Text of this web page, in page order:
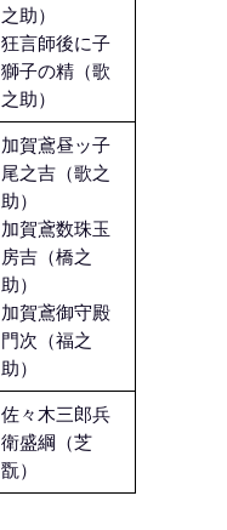
之助）
狂言師後に子
獅子の精（歌
之助）
加賀鳶昼ッ子
尾之吉（歌之
助）
加賀鳶数珠玉
房吉（橋之
助）
加賀鳶御守殿
門次（福之
助）
佐々木三郎兵
衛盛綱（芝
翫）